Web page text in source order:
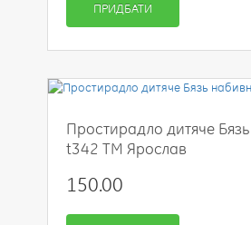
ПРИДБАТИ
Простирадло дитяче
t342 ТМ Ярослав
150.00